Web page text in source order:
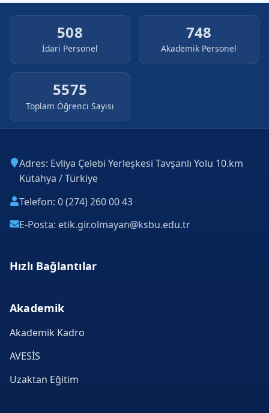
508
İdari Personel
748
Akademik Personel
5575
Toplam Öğrenci Sayısı
Adres: Evliya Çelebi Yerleşkesi Tavşanlı Yolu 10.km
Kütahya / Türkiye
Telefon: 0 (274) 260 00 43
E-Posta: etik.gir.olmayan@ksbu.edu.tr
Hızlı Bağlantılar
Akademik
Akademik Kadro
AVESİS
Uzaktan Eğitim